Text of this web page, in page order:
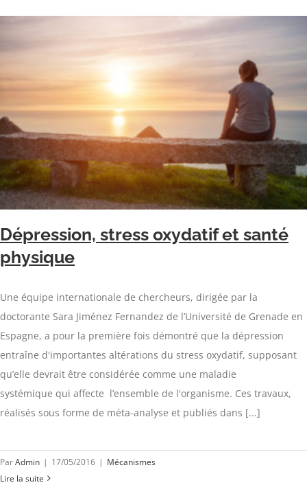
Dépression, stress oxydatif et santé
physique
Une équipe internationale de chercheurs, dirigée par la
doctorante Sara Jiménez Fernandez de l’Université de Grenade en
Espagne, a pour la première fois démontré que la dépression
entraîne d'importantes altérations du stress oxydatif, supposant
qu’elle devrait être considérée comme une maladie
systémique qui affecte l’ensemble de l'organisme. Ces travaux,
réalisés sous forme de méta-analyse et publiés dans [...]
ParAdmin | 17/05/2016 | Mécanismes
Lire la suite